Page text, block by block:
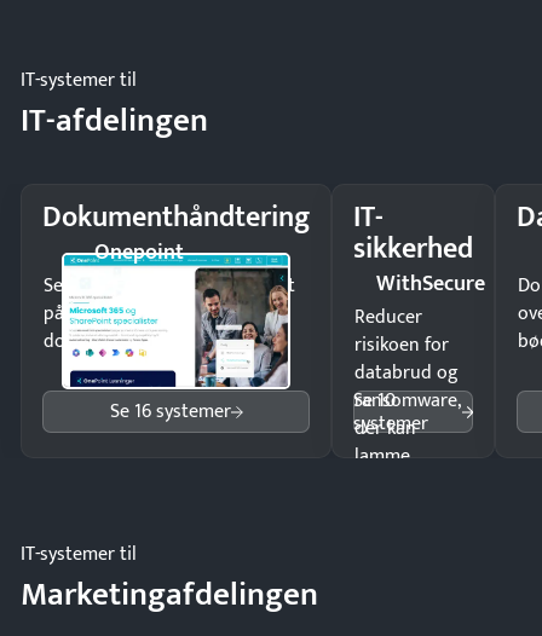
IT-systemer til
IT-afdelingen
Dokumenthåndtering
Onepoint
Send kontrakter til underskrift
på minutter og mist ingen
dokumenter.
Se 16 systemer
IT-
sikkerhed
WithSecure
Reducer
risikoen for
databrud og
ransomware,
der kan
lamme
Se 10
systemer
IT-systemer til
Marketingafdelingen